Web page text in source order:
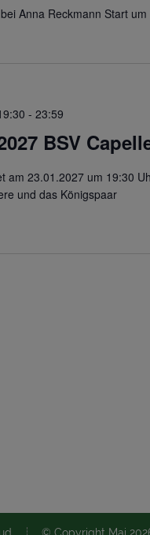
Anna Reckmann Start
BSV
-23:59
am 23.01.2027 um 19:30
und das Königspaar